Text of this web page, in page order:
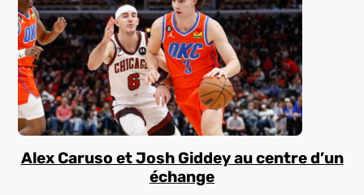
Alex Caruso et Josh Giddey au centre d’un
échange